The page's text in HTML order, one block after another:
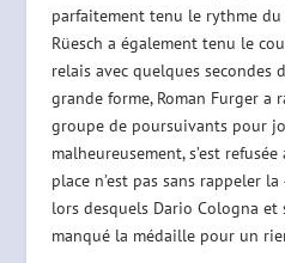
parfaitement tenu le rythme du
Rüesch a également tenu le
relais avec quelques secondes
grande forme, Roman Furger
groupe de poursuivants pour
malheureusement, s’est
place n’est pas sans rappeler
lors desquels Dario Cologna et
manqué la médaille pour un